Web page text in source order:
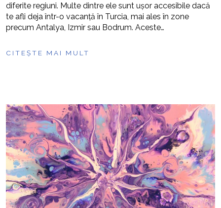
diferite regiuni. Multe dintre ele sunt ușor accesibile dacă
te afli deja într-o vacanță în Turcia, mai ales în zone
precum Antalya, Izmir sau Bodrum. Aceste…
CITEȘTE MAI MULT